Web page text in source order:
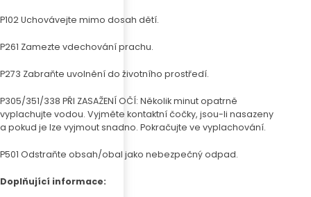
P102 Uchovávejte mimo dosah dětí.
P261 Zamezte vdechování prachu.
P273 Zabraňte uvolnění do životního prostředí.
P305/351/338 PŘI ZASAŽENÍ OČÍ: Několik minut opatrně
vyplachujte vodou. Vyjměte kontaktní čočky, jsou-li nasazeny
a pokud je lze vyjmout snadno. Pokračujte ve vyplachování.
P501 Odstraňte obsah/obal jako nebezpečný odpad.
Doplňující informace: